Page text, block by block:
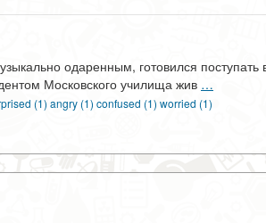
одаренным, готовился поступать
Московского училища жив …
(1) angry (1) confused (1) worried (1)